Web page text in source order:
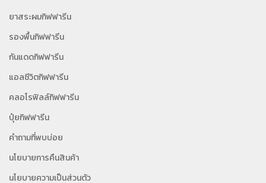
ยาสระผมกิฟฟารีน
รองพื้นกิฟฟารีน
กันแดดกิฟฟารีน
แอลซีวิตกิฟฟารีน
คลอโรฟิลล์กิฟฟารีน
ปุ๋ยกิฟฟารีน
คำถามที่พบบ่อย
นโยบายการคืนสินค้า
นโยบายความเป็นส่วนตัว